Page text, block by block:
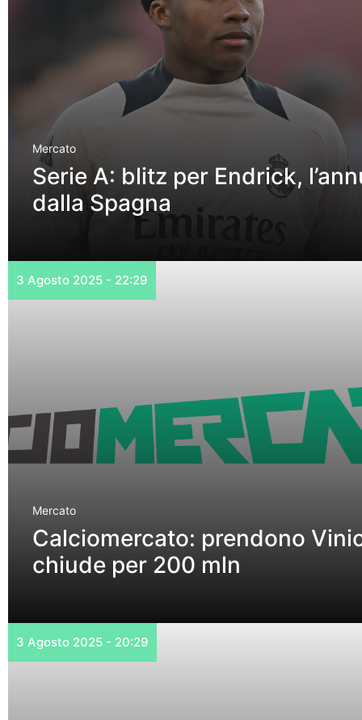
Mercato
Serie A: blitz per Endrick,
dalla Spagna
3 Agosto 2025 - 22:29
Mercato
Calciomercato: prendono
chiude per 200 mln
3 Agosto 2025 - 20:29